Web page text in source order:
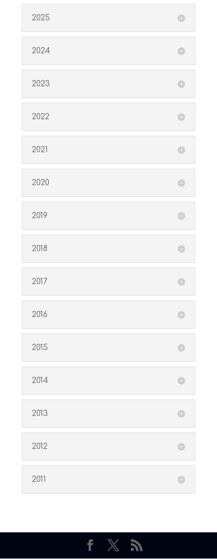
2025
2024
2023
2022
2021
2020
2019
2018
2017
2016
2015
2014
2013
2012
2011